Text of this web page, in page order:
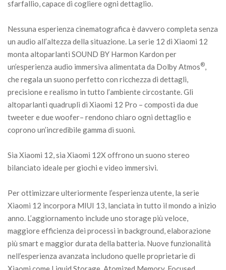
sfarfallio, capace di cogliere ogni dettaglio.
Nessuna esperienza cinematografica è davvero completa senza
un audio all’altezza della situazione. La serie 12 di Xiaomi 12
monta altoparlanti SOUND BY Harmon Kardon per
un’esperienza audio immersiva alimentata da Dolby Atmos®,
che regala un suono perfetto con ricchezza di dettagli,
precisione e realismo in tutto l’ambiente circostante. Gli
altoparlanti quadrupli di Xiaomi 12 Pro – composti da due
tweeter e due woofer– rendono chiaro ogni dettaglio e
coprono un’incredibile gamma di suoni.
Sia Xiaomi 12, sia Xiaomi 12X offrono un suono stereo
bilanciato ideale per giochi e video immersivi.
Per ottimizzare ulteriormente l’esperienza utente, la serie
Xiaomi 12 incorpora MIUI 13, lanciata in tutto il mondo a inizio
anno. L’aggiornamento include uno storage più veloce,
maggiore efficienza dei processi in background, elaborazione
più smart e maggior durata della batteria. Nuove funzionalità
nell’esperienza avanzata includono quelle proprietarie di